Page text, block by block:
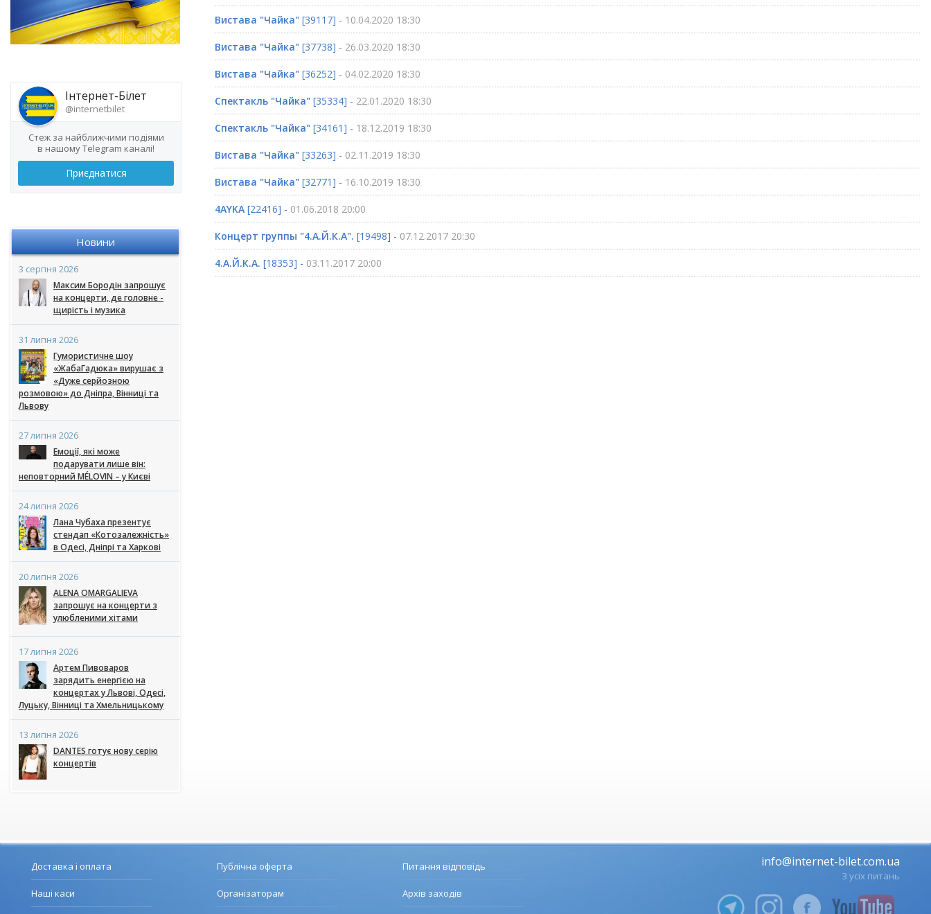
Інтернет-Білет
@internetbilet
Стеж за найближчими подіями
в нашому Telegram каналі!
Приєднатися
Новини
3 серпня 2026
Максим Бородін запрошує
на концерти, де головне -
щирість і музика
31 липня 2026
Гумористичне шоу
«ЖабаГадюка» вирушає з
«Дуже серйозною
розмовою» до Дніпра, Вінниці та
Львову
27 липня 2026
Емоції, які може
подарувати лише він:
неповторний MÉLOVIN – у Києві
24 липня 2026
Лана Чубаха презентує
стендап «Котозалежність»
в Одесі, Дніпрі та Харкові
20 липня 2026
ALENA OMARGALIEVA
запрошує на концерти з
улюбленими хітами
17 липня 2026
Артем Пивоваров
зарядить енергією на
концертах у Львові, Одесі,
Луцьку, Вінниці та Хмельницькому
13 липня 2026
DANTES готує нову серію
концертів
Вистава "Чайка" [39117] - 10.04.2020 18:30
Вистава "Чайка" [37738] - 26.03.2020 18:30
Вистава "Чайка" [36252] - 04.02.2020 18:30
Спектакль "Чайка" [35334] - 22.01.2020 18:30
Спектакль "Чайка" [34161] - 18.12.2019 18:30
Вистава "Чайка" [33263] - 02.11.2019 18:30
Вистава "Чайка" [32771] - 16.10.2019 18:30
4AYKA [22416] - 01.06.2018 20:00
Концерт группы "4.А.Й.К.А". [19498] - 07.12.2017 20:30
4.А.Й.К.А. [18353] - 03.11.2017 20:00
Доставка і оплата
Наші каси
Публічна оферта
Організаторам
Питання відповідь
Архів заходів
info@internet-bilet.com.ua
З усіх питань